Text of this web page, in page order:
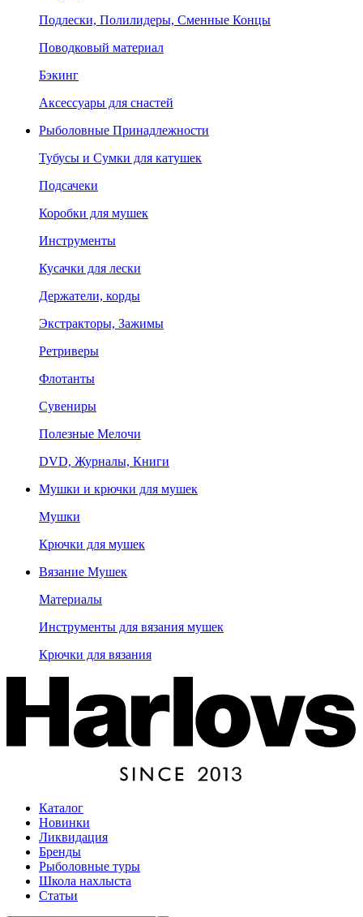
Подлески, Полилидеры, Сменные Концы
Поводковый материал
Бэкинг
Аксессуары для снастей
Рыболовные Принадлежности
Тубусы и Сумки для катушек
Подсачеки
Коробки для мушек
Инструменты
Кусачки для лески
Держатели, корды
Экстракторы, Зажимы
Ретриверы
Флотанты
Сувениры
Полезные Мелочи
DVD, Журналы, Книги
Мушки и крючки для мушек
Мушки
Крючки для мушек
Вязание Мушек
Материалы
Инструменты для вязания мушек
Крючки для вязания
Каталог
Новинки
Ликвидация
Бренды
Рыболовные туры
Школа нахлыста
Статьи